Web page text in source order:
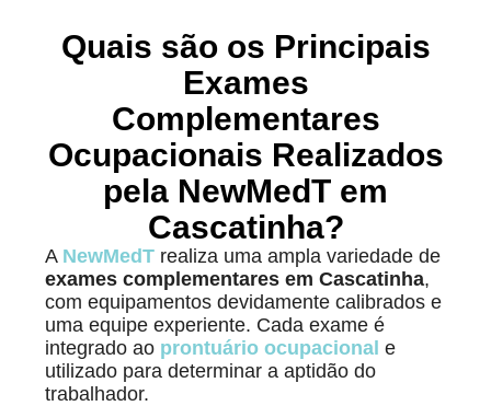
Quais são os Principais
Exames
Complementares
Ocupacionais Realizados
pela NewMedT em
Cascatinha?
A NewMedT realiza uma ampla variedade de
exames complementares em Cascatinha,
com equipamentos devidamente calibrados e
uma equipe experiente. Cada exame é
integrado ao prontuário ocupacional e
utilizado para determinar a aptidão do
trabalhador.